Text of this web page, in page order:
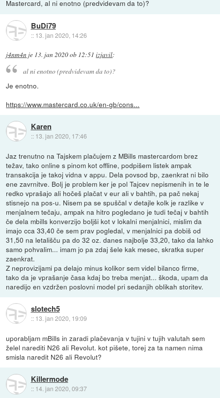
Mastercard, al ni enotno (predvidevam da to)?
BuDi79
:: 13. jan 2020, 14:26
j4nm4n je 13. jan 2020 ob 12:51 izjavil:
al ni enotno (predvidevam da to)?
Je enotno.
https://www.mastercard.co.uk/en-gb/cons...
Karen
:: 13. jan 2020, 17:46
Jaz trenutno na Tajskem plačujem z MBills mastercardom brez
težav, tako online s pinom kot offline, podpišem listek ampak
transakcija je takoj vidna v appu. Dela povsod bp, zaenkrat ni bilo
ene zavrnitve. Bolj je problem ker je pol Tajcev nepismenih in te le
redko vprašajo ali hočeš plačat v eur ali v bahtih, pa pač nekaj
stisnejo na pos-u. Nisem pa se spuščal v detajle kolk je razlike v
menjalnem tečaju, ampak na hitro pogledano je tudi tečaj v bahtih
če dela mbills konverzijo boljši kot v lokalni menjalnici, mislim da
imajo cca 33,40 če sem prav pogledal, v menjalnici pa dobiš od
31,50 na letališču pa do 32 oz. danes najbolje 33,20, tako da lahko
samo pohvalim... imam jo pa zdaj šele kak mesec, skratka super
zaenkrat.
Z neprovizijami pa delajo minus kolikor sem videl bilanco firme,
tako da je vprašanje časa kdaj bo treba menjat... škoda, upam da
naredijo en vzdržen poslovni model pri sedanjih oblikah storitev.
slotech5
:: 13. jan 2020, 19:09
uporabljam mBills in zaradi plačevanja v tujini v tujih valutah sem
želel narediti N26 ali Revolut. kot pišete, torej za ta namen nima
smisla naredit N26 ali Revolut?
Killermode
:: 14. jan 2020, 09:37